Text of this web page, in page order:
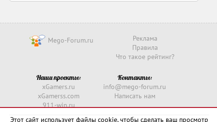
Mego-Forum.ru
Реклама
Правила
Что такое рейтинг?
Наши проекты:
xGamers.ru
xGamerss.com
911-win.ru
Контакты:
info@mego-forum.ru
Написать нам
Этот сайт использует файлы cookie, чтобы сделать ваш просмотр